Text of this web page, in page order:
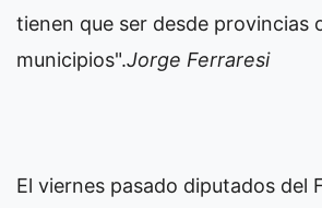
tienen que ser desde provincias
municipios".Jorge Ferraresi
El viernes pasado diputados del